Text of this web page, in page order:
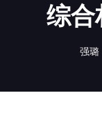
综合
强璐